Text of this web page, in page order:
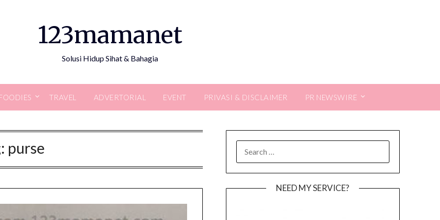
123mamanet
Solusi Hidup Sihat & Bahagia
TRAVEL ADVERTORIAL EVENT PRIVASI & DISCLAIMER PR NEWSWIRE
purse
FOR:
NEED MY SERVICE?